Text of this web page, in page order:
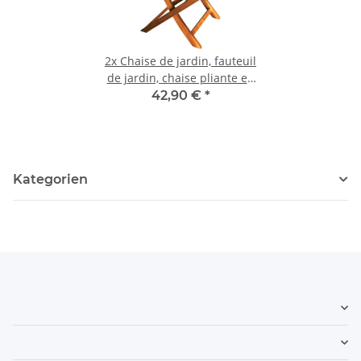
2x Chaise de jardin, fauteuil
de jardin, chaise pliante en
bois d'acacia
42,90 € *
Kategorien